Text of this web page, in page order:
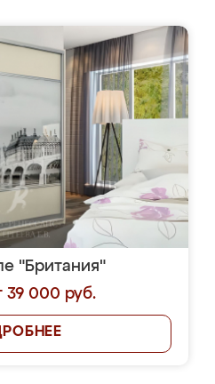
"Британия"
39 000 руб.